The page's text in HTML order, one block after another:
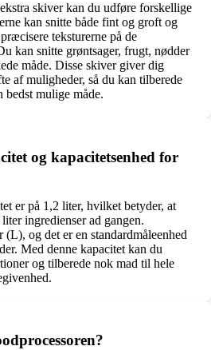
skiver kan du udføre forskellige
kan snitte både fint og groft og
teksturerne på de
kan snitte grøntsager, frugt, nødder
måde. Disse skiver giver dig
af muligheder, så du kan tilberede
bedst mulige måde.
og kapacitetsenhed for
er på 1,2 liter, hvilket betyder, at
ingredienser ad gangen.
(L), og det er en standardmåleenhed
Med denne kapacitet kan du
og tilberede nok mad til hele